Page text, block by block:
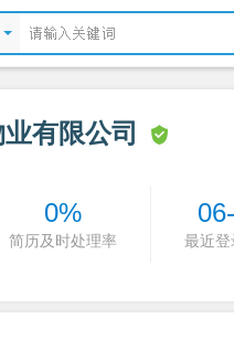
有限公司
0%
简历及时处理率 最近登